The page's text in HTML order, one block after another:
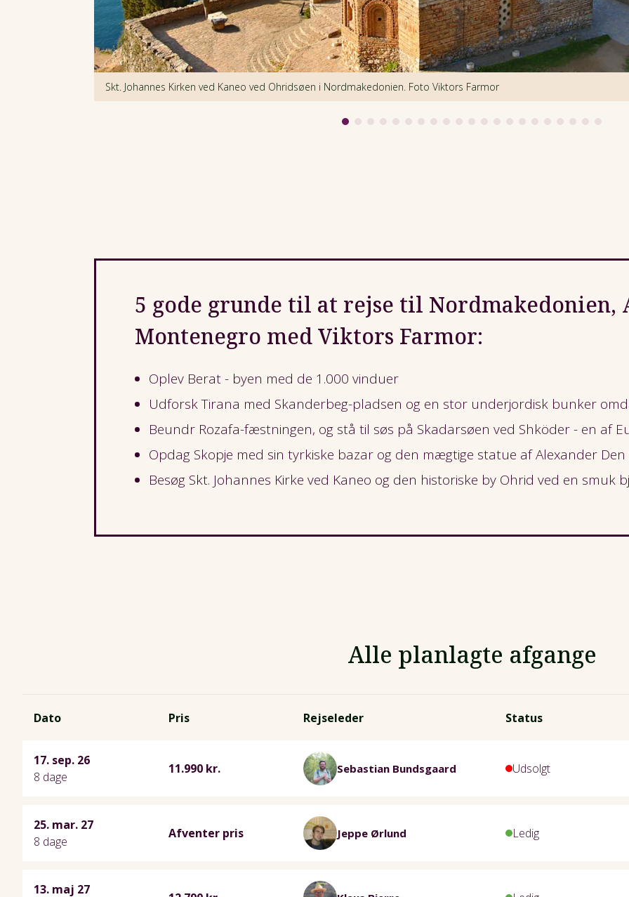
Skt. Johannes Kirken ved Kaneo ved Ohridsøen i Nordmakedonien. Foto Viktors Farmor
5 gode grunde til at rejse til Nordmakedonien,
Montenegro med Viktors Farmor:
Oplev Berat - byen med de 1.000 vinduer
Udforsk Tirana med Skanderbeg-pladsen og en stor underjordisk bunker
Beundr Rozafa-fæstningen, og stå til søs på Skadarsøen ved Shköder - en af
Opdag Skopje med sin tyrkiske bazar og den mægtige statue af Alexander Den
Besøg Skt. Johannes Kirke ved Kaneo og den historiske by Ohrid ved en smuk
Alle planlagte afgange
Dato Pris Rejseleder Status
17. sep. 26
8 dage
11.990 kr. Sebastian Bundsgaard Udsolgt
25. mar. 27
8 dage
Afventer pris Jeppe Ørlund Ledig
13. maj 27